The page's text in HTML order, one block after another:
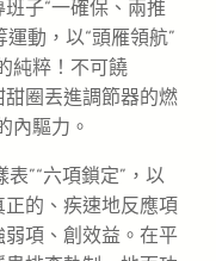
子“一確保、兩推
動，以“頭雁領航”
純粹！不可饒
圈丟進調節器的燃
內驅力。
”“六項鎖定”，以
的、疾速地反應項
項、創效益。在平